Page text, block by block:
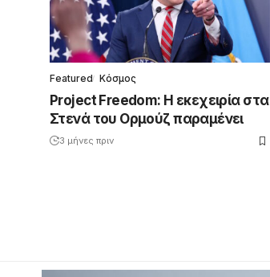
Featured Κόσμος
Project Freedom: Η εκεχειρία στα
Στενά του Ορμούζ παραμένει
3 μήνες πριν